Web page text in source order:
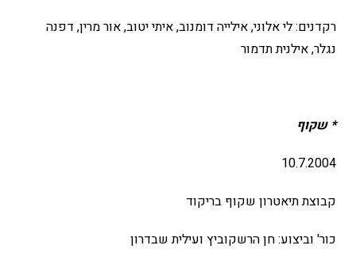
רקדנים: לי אלוני, אילייה דומנוב, איתי יטוב, אור מרין, דפנה
נגלר, אילנית תדמור
* שקוף
10.7.2004
קבוצת תיאטרון שקוף בריקוד
כור' וביצוע: חן הרשקוביץ ועילית שבדרון